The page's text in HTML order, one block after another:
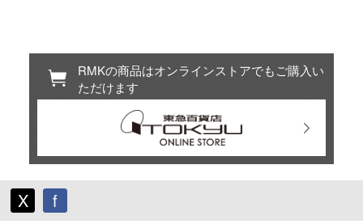
RMKの商品はオンラインストアでもご購入い
ただけます
X f